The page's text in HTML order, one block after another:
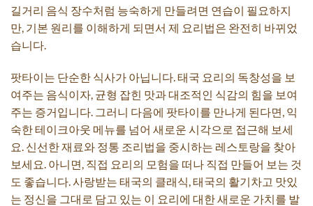
길거리 음식 장수처럼 능숙하게 만들려면 연습이 필요하지
만, 기본 원리를 이해하게 되면서 제 요리법은 완전히 바뀌었
습니다.
팟타이는 단순한 식사가 아닙니다. 태국 요리의 독창성을 보
여주는 음식이자, 균형 잡힌 맛과 대조적인 식감의 힘을 보여
주는 증거입니다. 그러니 다음에 팟타이를 만나게 된다면, 익
숙한 테이크아웃 메뉴를 넘어 새로운 시각으로 접근해 보세
요. 신선한 재료와 정통 조리법을 중시하는 레스토랑을 찾아
보세요. 아니면, 직접 요리의 모험을 떠나 직접 만들어 보는 것
도 좋습니다. 사랑받는 태국의 클래식, 태국의 활기차고 맛있
는 정신을 그대로 담고 있는 이 요리에 대한 새로운 가치를 발